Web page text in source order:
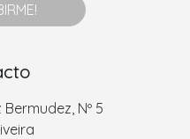
Nº 5